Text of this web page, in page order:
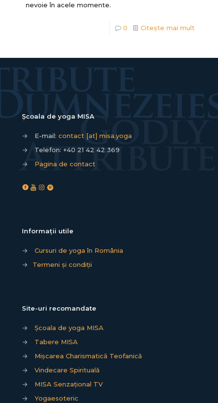
nevoie în acele momente.
0 Citește mai mult
Școala de yoga MISA
→ E-mail: contact [at] misa.yoga
→
Telefon: +40 21 42 42 369
→
Pagina de contact
Informații utile
→
Cursuri de yoga în România
→
Termeni și condiții
Site-uri recomandate
→
Școala de yoga MISA
→
Tabere MISA
→
Mișcarea Charismatică Teofanică
→
Vindecare Spirituală
→
MISA Senzațional TV
→
Yogaesoteric